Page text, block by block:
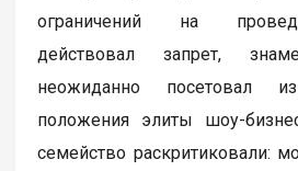
ограничений на
действовал запрет,
неожиданно посетовал
положения элиты шоу-
семейство раскритиковали: